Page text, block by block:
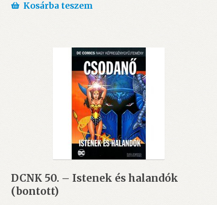
Kosárba teszem
DCNK 50. – Istenek és halandók
(bontott)